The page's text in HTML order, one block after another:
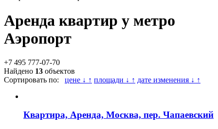
Аренда квартир у метро
Аэропорт
+7 495 777-07-70
Найдено 13 объектов
Сортировать по: цене ↓ ↑ площади ↓ ↑ дате изменения ↓ ↑
Квартира, Аренда, Москва, пер. Чапаевский